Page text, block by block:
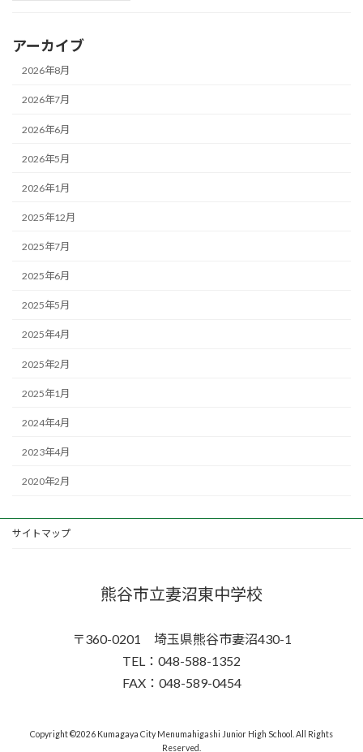
アーカイブ
2026年8月
2026年7月
2026年6月
2026年5月
2026年1月
2025年12月
2025年7月
2025年6月
2025年5月
2025年4月
2025年2月
2025年1月
2024年4月
2023年4月
2020年2月
サイトマップ
熊谷市立妻沼東中学校
〒360-0201 埼玉県熊谷市妻沼430-1
TEL：048-588-1352
FAX：048-589-0454
Copyright ©2026 Kumagaya City Menumahigashi Junior High School. All Rights
Reserved.